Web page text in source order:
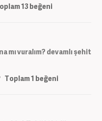
13beğeni
mı vuralım? devamlı şehit
Toplam1 beğeni